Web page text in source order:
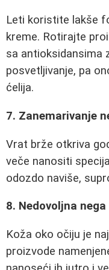
Leti koristite lakše
kreme. Rotirajte
sa antioksidansima
posvetljivanje, pa
ćelija.
7. Zanemarivanje
Vrat brže otkriva
veče nanositi
odozdo naviše,
8. Nedovoljna
Koža oko očiju je
proizvode